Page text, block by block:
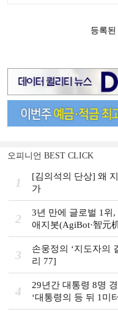
오피니언 BEST CLICK
1
[김의석의 단상] 왜
가
2
3년 만에 글로벌 1위
애지봇(AgiBot·智元
의 中 첨단기업 리
3
손웅정의 ‘지도자의
리 77]
4
29년간 대통령 8명
‘대통령의 등 뒤 1미